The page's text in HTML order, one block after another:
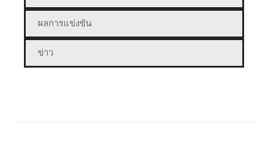
ผลการแข่งขัน
ข่าว